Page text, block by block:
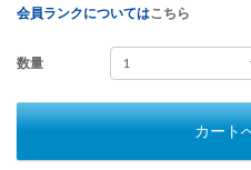
会員ランクについてはこちら
数量
カート